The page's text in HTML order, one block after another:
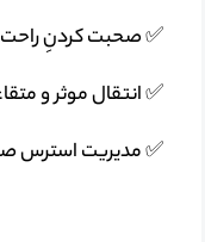
✅ صحبت کردنِ
✅ انتقال موثر و
✅ مدیریت استرس